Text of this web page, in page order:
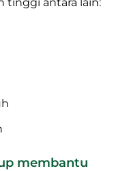
membantu